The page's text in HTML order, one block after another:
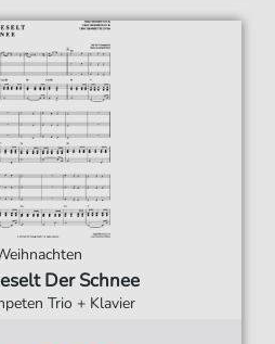
Der Schnee
Trio + Klavier